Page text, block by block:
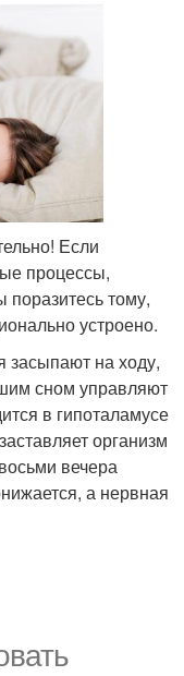
Если
процессы,
поразитесь тому,
устроено.
засыпают на ходу,
сном управляют
в гипоталамусе
организм
вечера
а нервная